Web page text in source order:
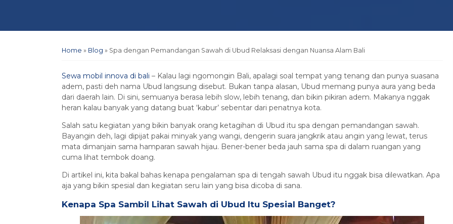
Home » Blog » Spa dengan Pemandangan Sawah di Ubud Relaksasi dengan Nuansa Alam Bali
Sewa mobil innova di bali – Kalau lagi ngomongin Bali, apalagi soal tempat yang tenang dan punya suasana
adem, pasti deh nama Ubud langsung disebut. Bukan tanpa alasan, Ubud memang punya aura yang beda
dari daerah lain. Di sini, semuanya berasa lebih slow, lebih tenang, dan bikin pikiran adem. Makanya nggak
heran kalau banyak yang datang buat ‘kabur’ sebentar dari penatnya kota.
Salah satu kegiatan yang bikin banyak orang ketagihan di Ubud itu spa dengan pemandangan sawah.
Bayangin deh, lagi dipijat pakai minyak yang wangi, dengerin suara jangkrik atau angin yang lewat, terus
mata dimanjain sama hamparan sawah hijau. Bener-bener beda jauh sama spa di dalam ruangan yang
cuma lihat tembok doang.
Di artikel ini, kita bakal bahas kenapa pengalaman spa di tengah sawah Ubud itu nggak bisa dilewatkan. Apa
aja yang bikin spesial dan kegiatan seru lain yang bisa dicoba di sana.
Kenapa Spa Sambil Lihat Sawah di Ubud Itu Spesial Banget?